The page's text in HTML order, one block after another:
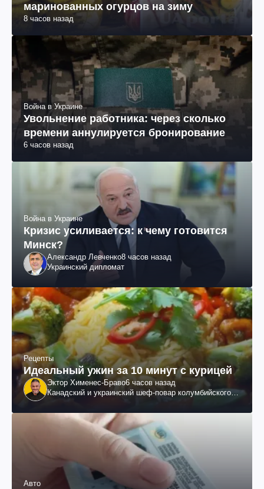
маринованных огурцов на зиму
8 часов назад
Война в Украине
Увольнение работника: через сколько
времени аннулируется бронирование
6 часов назад
Война в Украине
Кризис усиливается: к чему готовится
Минск?
Александр Левченко8 часов назад
Украинский дипломат
Рецепты
Идеальный ужин за 10 минут с курицей
Эктор Хименес-Браво6 часов назад
Канадский и украинский шеф-повар колумбийского
Авто